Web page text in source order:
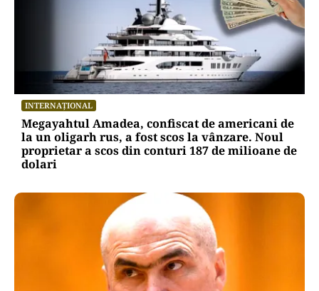
INTERNAȚIONAL
Megayahtul Amadea, confiscat de americani de
la un oligarh rus, a fost scos la vânzare. Noul
proprietar a scos din conturi 187 de milioane de
dolari